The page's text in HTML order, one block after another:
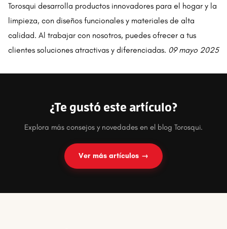
Torosqui desarrolla productos innovadores para el hogar y la
limpieza, con diseños funcionales y materiales de alta
calidad. Al trabajar con nosotros, puedes ofrecer a tus
clientes soluciones atractivas y diferenciadas. 09 mayo 2025
¿Te gustó este artículo?
Explora más consejos y novedades en el blog Torosqui.
Ver más artículos →